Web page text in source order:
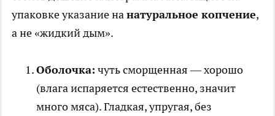
упаковке указание нанатуральное копчение,
а не «жидкий дым».
Оболочка: чуть сморщенная — хорошо
(влага испаряется естественно, значит
много мяса). Гладкая, упругая, без